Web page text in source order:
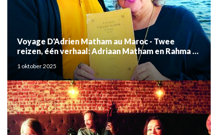
Voyage D'Adrien Matham au Maroc - Twee
reizen, één verhaal: Adriaan Matham en Rahma el
Mouden
1 oktober 2025